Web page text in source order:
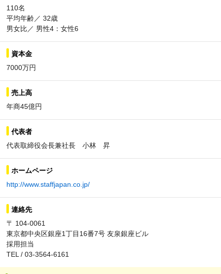
110名
平均年齢／ 32歳
男女比／ 男性4：女性6
資本金
7000万円
売上高
年商45億円
代表者
代表取締役会長兼社長 小林 昇
ホームページ
http://www.staffjapan.co.jp/
連絡先
〒 104-0061
東京都中央区銀座1丁目16番7号 友泉銀座ビル
採用担当
TEL / 03-3564-6161